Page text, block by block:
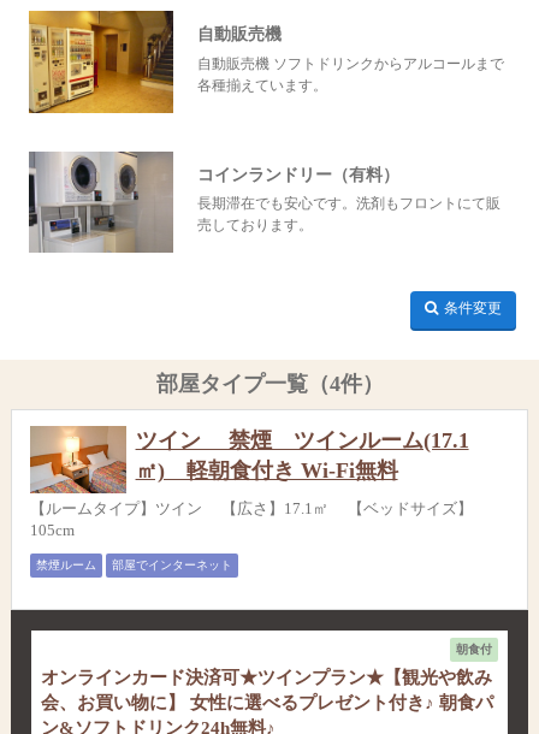
自動販売機
自動販売機 ソフトドリンクからアルコールまで
各種揃えています。
コインランドリー（有料）
長期滞在でも安心です。洗剤もフロントにて販
売しております。
条件変更
部屋タイプ一覧（4件）
ツイン 禁煙 ツインルーム(17.1
㎡) 軽朝食付き Wi-Fi無料
【ルームタイプ】ツイン 【広さ】17.1㎡ 【ベッドサイズ】
105cm
禁煙ルーム 部屋でインターネット
朝食付
オンラインカード決済可★ツインプラン★【観光や飲み
会、お買い物に】 女性に選べるプレゼント付き♪ 朝食パ
ン&ソフトドリンク24h無料♪